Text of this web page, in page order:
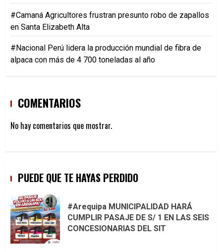
#Camaná Agricultores frustran presunto robo de zapallos
en Santa Elizabeth Alta
#Nacional Perú lidera la producción mundial de fibra de
alpaca con más de 4 700 toneladas al año
COMENTARIOS
No hay comentarios que mostrar.
PUEDE QUE TE HAYAS PERDIDO
#Arequipa MUNICIPALIDAD HARÁ
CUMPLIR PASAJE DE S/ 1 EN LAS SEIS
CONCESIONARIAS DEL SIT